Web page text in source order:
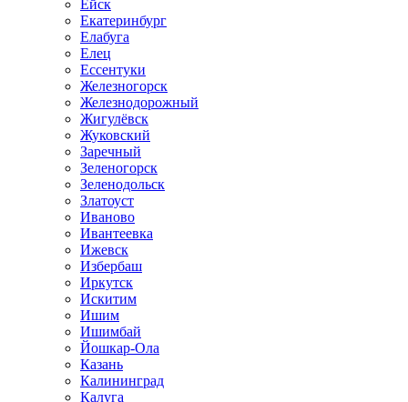
Ейск
Екатеринбург
Елабуга
Елец
Ессентуки
Железногорск
Железнодорожный
Жигулёвск
Жуковский
Заречный
Зеленогорск
Зеленодольск
Златоуст
Иваново
Ивантеевка
Ижевск
Избербаш
Иркутск
Искитим
Ишим
Ишимбай
Йошкар-Ола
Казань
Калининград
Калуга